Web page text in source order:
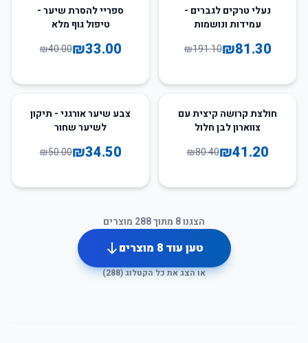
57נעלי טרקים לגברים -
עמידות ונושמות
₪81.30
₪191.10
18ספריי להסרת שיער -
טיפול גוף מלא
₪33.00
₪40.00
49
חולצת קרושה קיצית עם
צווארון לבן חלול
₪41.20
₪80.40
31
צבע שיער אורגני - תיקון
לשיער שחור
₪34.50
₪50.00
הצגנו8 מתוך288 מוצרים
טען עוד8 מוצרים
או הצג את כל הקטלוג (288
)